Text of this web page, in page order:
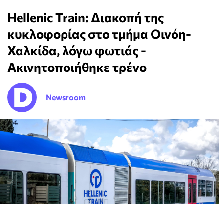
Hellenic Train: Διακοπή της
κυκλοφορίας στο τμήμα Οινόη-
Χαλκίδα, λόγω φωτιάς -
Ακινητοποιήθηκε τρένο
Newsroom